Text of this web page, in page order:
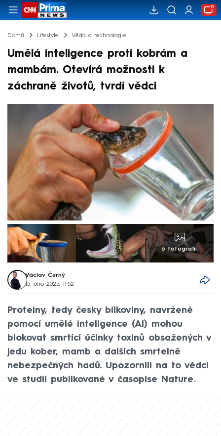
Domů Lifestyle Věda a technologie
Umělá inteligence proti kobrám a
mambám. Otevírá možnosti k
záchraně životů, tvrdí vědci
6 fotografií
Václav Černý
15. úno 2025, 11:52
Proteiny, tedy česky bílkoviny, navržené
pomocí umělé inteligence (AI) mohou
blokovat smrtící účinky toxinů obsažených v
jedu kober, mamb a dalších smrtelně
nebezpečných hadů. Upozornili na to vědci
ve studii publikované v časopise Nature.